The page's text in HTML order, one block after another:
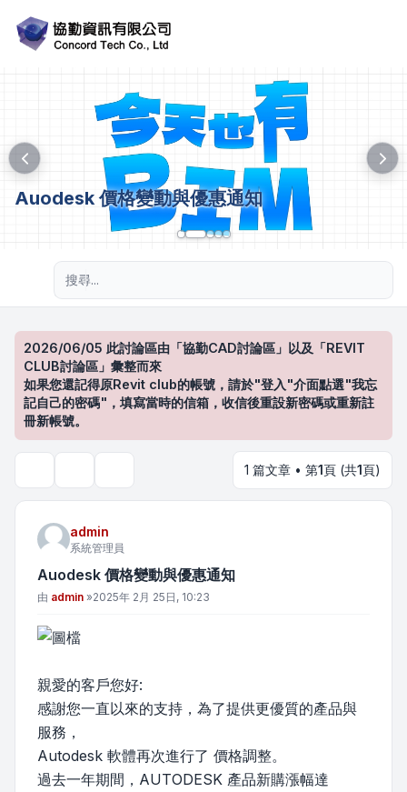
Auodesk 價格變動與優惠通知
2026/06/05 此討論區由「協勤CAD討論區」以及「REVIT
CLUB討論區」彙整而來
如果您還記得原Revit club的帳號，請於"登入"介面點選"我忘
記自己的密碼"，填寫當時的信箱，收信後重設新密碼或重新註
冊新帳號。
1 篇文章 • 第1頁 (共1頁)
admin
系統管理員
Auodesk 價格變動與優惠通知
文章
由 admin »2025年 2月 25日, 10:23
親愛的客戶您好:
感謝您一直以來的支持，為了提供更優質的產品與
服務，
Autodesk 軟體再次進行了 價格調整。
過去一年期間，AUTODESK 產品新購漲幅達